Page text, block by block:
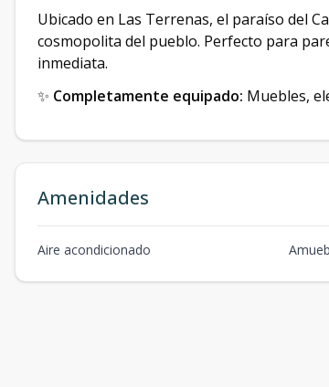
Ubicado en Las Terrenas, el paraíso del
cosmopolita del pueblo. Perfecto para
inmediata.
✨ Completamente equipado: Muebles,
Amenidades
Aire acondicionado